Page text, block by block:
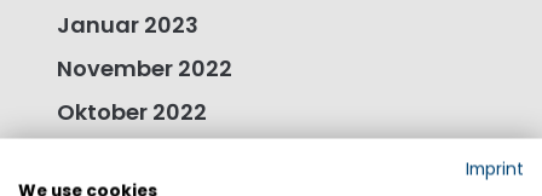
Januar 2023
November 2022
Oktober 2022
Imprint
We use cookies